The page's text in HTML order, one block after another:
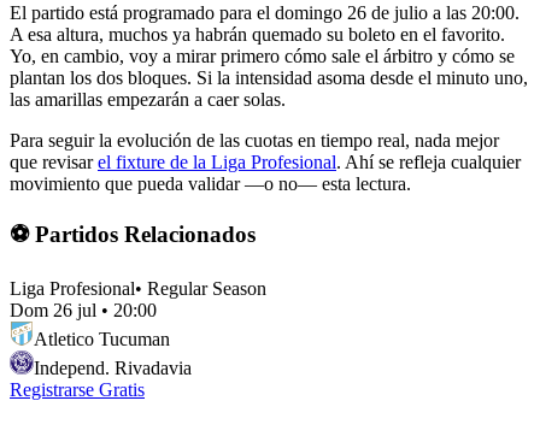
El partido está programado para el domingo 26 de julio a las 20:00.
A esa altura, muchos ya habrán quemado su boleto en el favorito.
Yo, en cambio, voy a mirar primero cómo sale el árbitro y cómo se
plantan los dos bloques. Si la intensidad asoma desde el minuto uno,
las amarillas empezarán a caer solas.
Para seguir la evolución de las cuotas en tiempo real, nada mejor
que revisarel fixture de la Liga Profesional. Ahí se refleja cualquier
movimiento que pueda validar —o no— esta lectura.
⚽ Partidos Relacionados
Liga Profesional• Regular Season
Dom 26 jul • 20:00
Atletico Tucuman
Independ. Rivadavia
Registrarse Gratis